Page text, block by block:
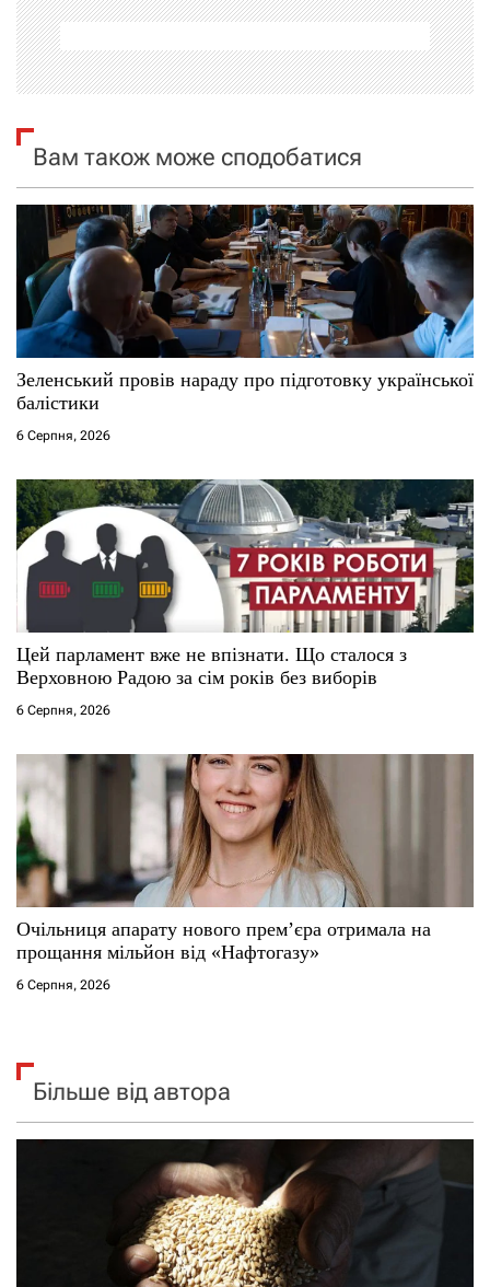
а
ц
і
я
з
п
и
с
і
в
Вам також може сподобатися
Зеленський провів нараду про підготовку української
балістики
6 Серпня, 2026
Цей парламент вже не впізнати. Що сталося з
Верховною Радою за сім років без виборів
6 Серпня, 2026
Очільниця апарату нового прем’єра отримала на
прощання мільйон від «Нафтогазу»
6 Серпня, 2026
Більше від автора